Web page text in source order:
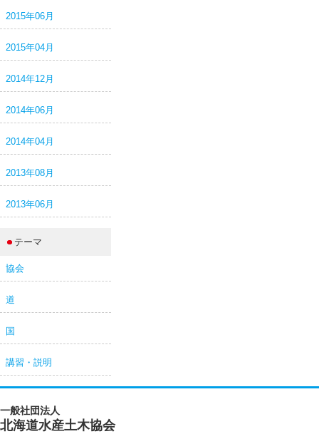
2015年06月
2015年04月
2014年12月
2014年06月
2014年04月
2013年08月
2013年06月
テーマ
協会
道
国
講習・説明
一般社団法人
北海道水産土木協会